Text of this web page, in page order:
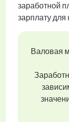
заработной
зарплату для
Валовая